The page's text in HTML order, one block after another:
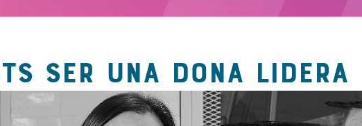
SER UNA DONA LIDERA